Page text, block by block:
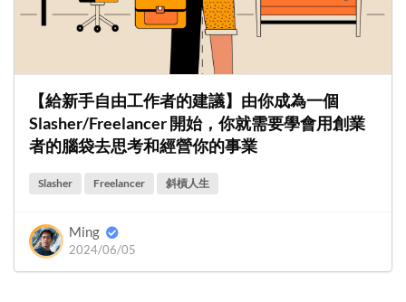
【給新手自由工作者的建議】由你成為一個
Slasher/Freelancer 開始，你就需要學會用創業
者的腦袋去思考和經營你的事業
Slasher Freelancer 斜槓人生
Ming
2024/06/05